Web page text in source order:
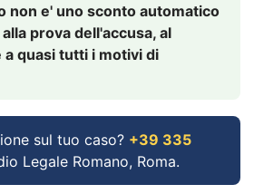
non e' uno sconto automatico
prova dell'accusa, al
quasi tutti i motivi di
sul tuo caso? +39 335
Legale Romano, Roma.